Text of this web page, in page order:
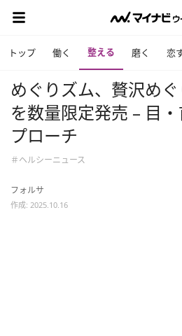
トップ 働く 整える 磨く 恋
めぐりズム、贅沢め
を数量限定発売 – 目
プローチ
＃ヘルシーニュース
フォルサ
作成: 2025.10.16